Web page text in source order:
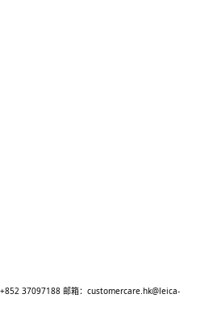
37097188 邮箱：customercare.hk@leica-